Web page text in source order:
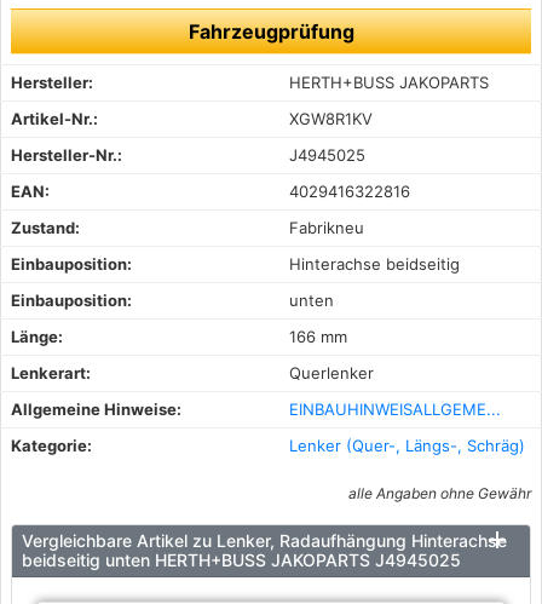
Fahrzeugprüfung
Hersteller:
HERTH+BUSS JAKOPARTS
Artikel-Nr.:
XGW8R1KV
Hersteller-Nr.:
J4945025
EAN:
4029416322816
Zustand:
Fabrikneu
Einbauposition:
Hinterachse beidseitig
Einbauposition:
unten
Länge:
166 mm
Lenkerart:
Querlenker
Allgemeine Hinweise:
EINBAUHINWEISALLGEME...
Kategorie:
Lenker (Quer-, Längs-, Schräg)
alle Angaben ohne Gewähr
Vergleichbare Artikel zu Lenker, Radaufhängung Hinterachse
beidseitig unten HERTH+BUSS JAKOPARTS J4945025